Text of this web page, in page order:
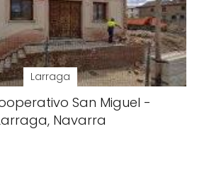
Larraga
San Miguel -
Navarra